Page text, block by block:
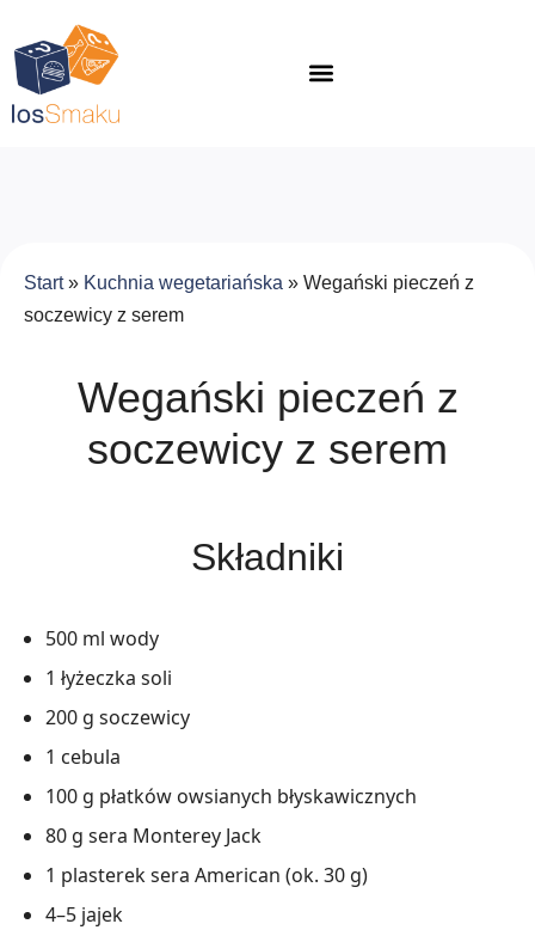
Start» Kuchnia wegetariańska » Wegański pieczeń z
soczewicy z serem
Wegański pieczeń z
soczewicy z serem
Składniki
500 ml wody
1 łyżeczka soli
200 g soczewicy
1 cebula
100 g płatków owsianych błyskawicznych
80 g sera Monterey Jack
1 plasterek sera American (ok. 30 g)
4–5 jajek